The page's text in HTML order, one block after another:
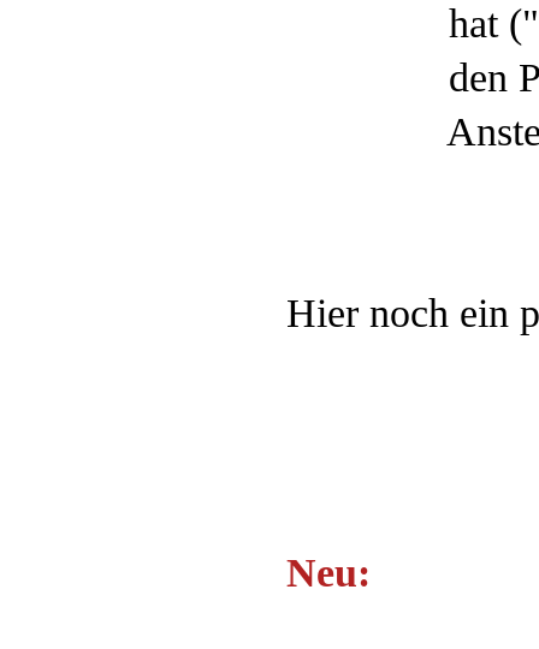
hat
den Pegel
Hier noch ein
Neu: